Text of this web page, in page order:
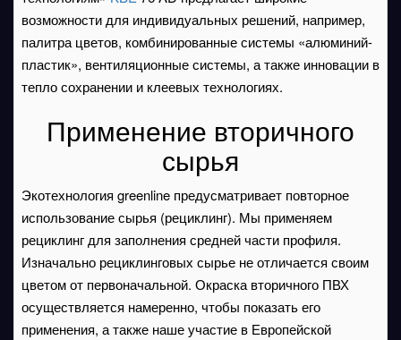
возможности для индивидуальных решений, например,
палитра цветов, комбинированные системы «алюминий-
пластик», вентиляционные системы, а также инновации в
тепло сохранении и клеевых технологиях.
Применение вторичного
сырья
Экотехнология greenline предусматривает повторное
использование сырья (рециклинг). Мы применяем
рециклинг для заполнения средней части профиля.
Изначально рециклинговых сырье не отличается своим
цветом от первоначальной. Окраска вторичного ПВХ
осуществляется намеренно, чтобы показать его
применения, а также наше участие в Европейской